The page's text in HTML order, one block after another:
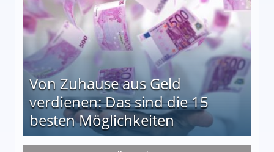
Von Zuhause aus Geld
verdienen: Das sind die 15
besten Möglichkeiten
die 15 besten Möglichkeiten